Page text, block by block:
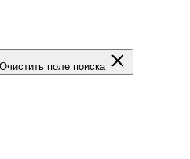
Очистить поле поиска